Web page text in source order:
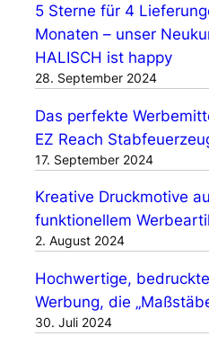
5 Sterne für 4
Monaten – unser
HALISCH ist happy
28. September 2024
Das perfekte
EZ Reach
17. September 2024
Kreative Druckmotive
funktionellem
2. August 2024
Hochwertige,
Werbung, die
30. Juli 2024